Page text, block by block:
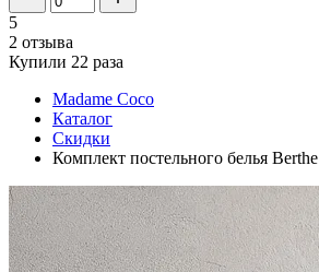
5
2 отзыва
Купили 22 раза
Madame Coco
Каталог
Скидки
Комплект постельного белья Berthe